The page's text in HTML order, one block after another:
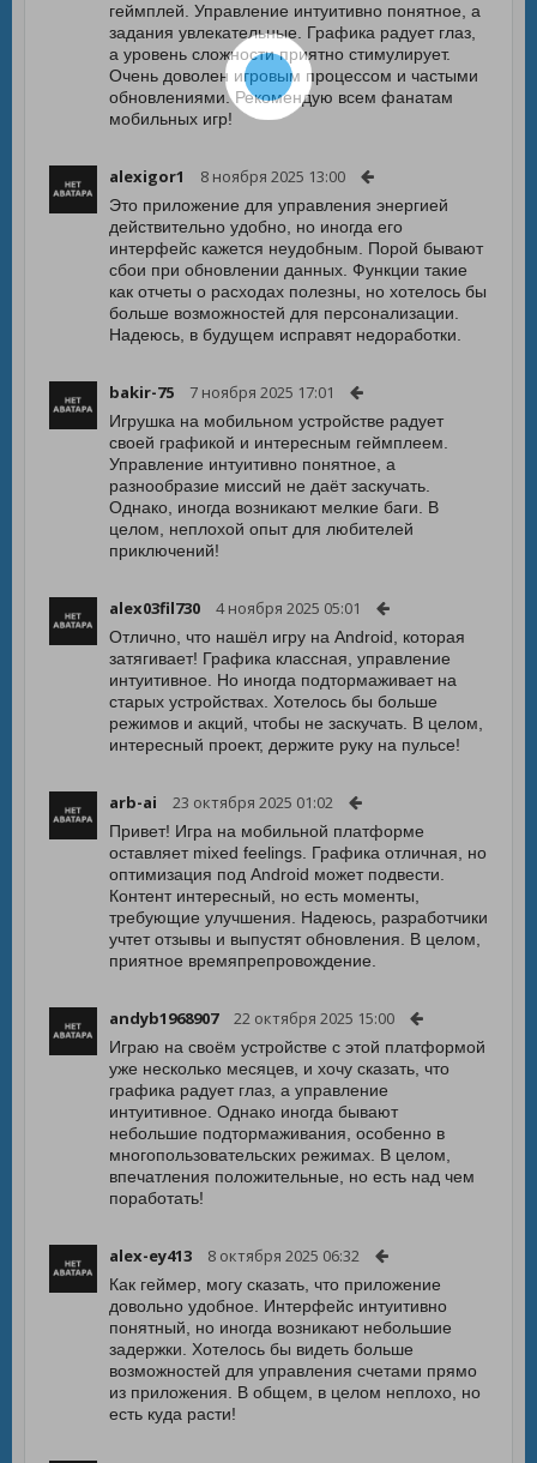
геймплей. Управление интуитивно понятное, а
задания увлекательные. Графика радует глаз,
а уровень сложности приятно стимулирует.
Очень доволен игровым процессом и частыми
обновлениями. Рекомендую всем фанатам
мобильных игр!
alexigor1 8 ноября 2025 13:00
Это приложение для управления энергией
действительно удобно, но иногда его
интерфейс кажется неудобным. Порой бывают
сбои при обновлении данных. Функции такие
как отчеты о расходах полезны, но хотелось бы
больше возможностей для персонализации.
Надеюсь, в будущем исправят недоработки.
bakir-75 7 ноября 2025 17:01
Игрушка на мобильном устройстве радует
своей графикой и интересным геймплеем.
Управление интуитивно понятное, а
разнообразие миссий не даёт заскучать.
Однако, иногда возникают мелкие баги. В
целом, неплохой опыт для любителей
приключений!
alex03fil730 4 ноября 2025 05:01
Отлично, что нашёл игру на Android, которая
затягивает! Графика классная, управление
интуитивное. Но иногда подтормаживает на
старых устройствах. Хотелось бы больше
режимов и акций, чтобы не заскучать. В целом,
интересный проект, держите руку на пульсе!
arb-ai 23 октября 2025 01:02
Привет! Игра на мобильной платформе
оставляет mixed feelings. Графика отличная, но
оптимизация под Android может подвести.
Контент интересный, но есть моменты,
требующие улучшения. Надеюсь, разработчики
учтет отзывы и выпустят обновления. В целом,
приятное времяпрепровождение.
andyb1968907 22 октября 2025 15:00
Играю на своём устройстве с этой платформой
уже несколько месяцев, и хочу сказать, что
графика радует глаз, а управление
интуитивное. Однако иногда бывают
небольшие подтормаживания, особенно в
многопользовательских режимах. В целом,
впечатления положительные, но есть над чем
поработать!
alex-ey413 8 октября 2025 06:32
Как геймер, могу сказать, что приложение
довольно удобное. Интерфейс интуитивно
понятный, но иногда возникают небольшие
задержки. Хотелось бы видеть больше
возможностей для управления счетами прямо
из приложения. В общем, в целом неплохо, но
есть куда расти!